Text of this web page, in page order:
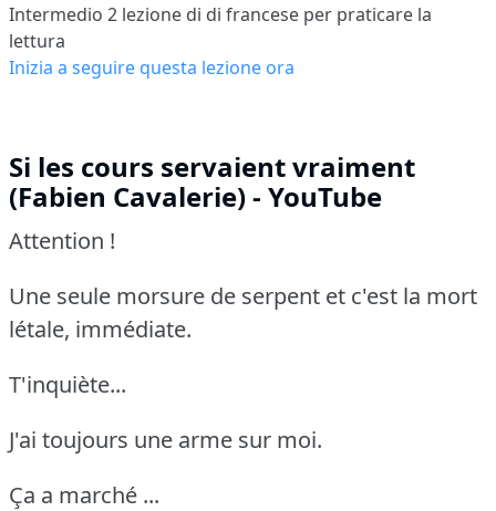
Intermedio 2 lezione di di francese per praticare la
lettura
Inizia a seguire questa lezione ora
Si les cours servaient vraiment
(Fabien Cavalerie) - YouTube
Attention !
Une seule morsure de serpent et c'est la mort
létale, immédiate.
T'inquiète...
J'ai toujours une arme sur moi.
Ça a marché ...